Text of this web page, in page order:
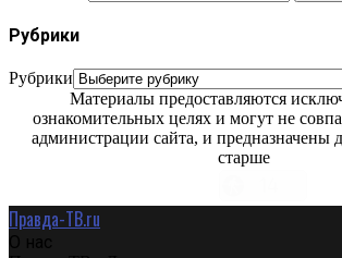
Рубрики
Рубрики
Материалы предоставляются
ознакомительных целях и могут не
администрации сайта, и предназначены
старше
Правда-ТВ.ru
О нас